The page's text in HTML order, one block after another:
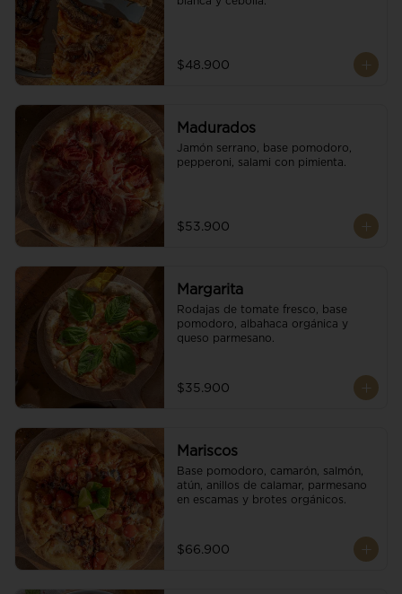
$48.900
Madurados
Jamón serrano, base pomodoro,
pepperoni, salami con pimienta.
$53.900
Margarita
Rodajas de tomate fresco, base
pomodoro, albahaca orgánica y
queso parmesano.
$35.900
Mariscos
Base pomodoro, camarón, salmón,
atún, anillos de calamar, parmesano
en escamas y brotes orgánicos.
$66.900